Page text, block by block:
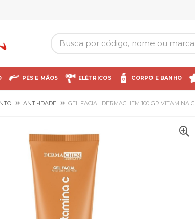
PÉS E MÃOS ELÉTRICOS CORPO E BANHO
ANTI-IDADE GEL FACIAL DERMACHEM 100 GR VITAMINA C